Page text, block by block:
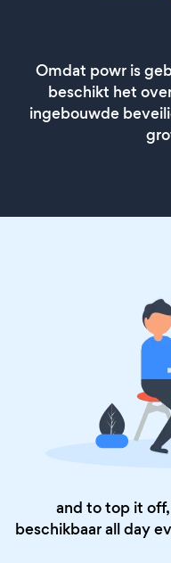
Omdat powr is
beschikt het
ingebouwde
and to top it
beschikbaar all day